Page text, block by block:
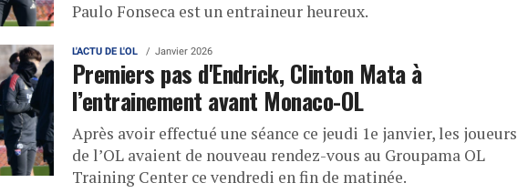
Paulo Fonseca est un entraineur heureux.
L'ACTU DE L'OL Janvier 2026
Premiers pas d'Endrick, Clinton Mata à
l’entrainement avant Monaco-OL
Après avoir effectué une séance ce jeudi 1e janvier, les joueurs
de l’OL avaient de nouveau rendez-vous au Groupama OL
Training Center ce vendredi en fin de matinée.